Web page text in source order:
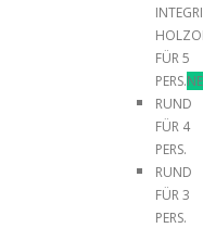
FÜR 5
PERS.
RUND
FÜR 4
PERS.
RUND
FÜR 3
PERS.